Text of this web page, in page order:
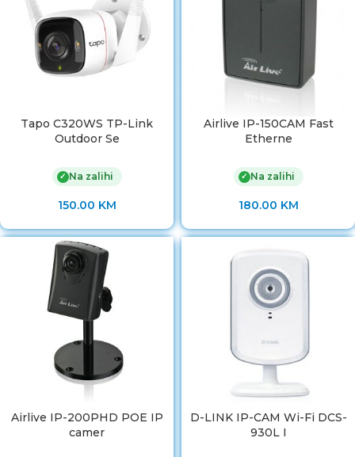
Tapo C320WS TP-Link
Outdoor Se
✓ Na zalihi
150.00 KM
Airlive IP-150CAM Fast
Etherne
✓ Na zalihi
180.00 KM
Airlive IP-200PHD POE IP
camer
D-LINK IP-CAM Wi-Fi DCS-
930L I